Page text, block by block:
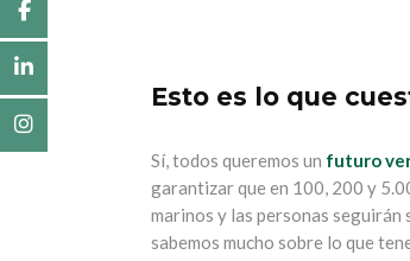
Esto es lo que
Sí, todos queremos un futuro
garantizar que en 100, 200 y
marinos y las personas seguirán
sabemos mucho sobre lo que